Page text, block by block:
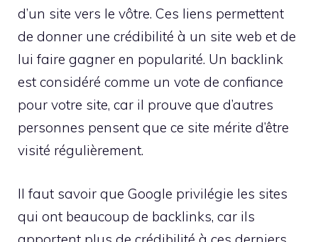
d’un site vers le vôtre. Ces liens permettent
de donner une crédibilité à un site web et de
lui faire gagner en popularité. Un backlink
est considéré comme un vote de confiance
pour votre site, car il prouve que d’autres
personnes pensent que ce site mérite d’être
visité régulièrement.
Il faut savoir que Google privilégie les sites
qui ont beaucoup de backlinks, car ils